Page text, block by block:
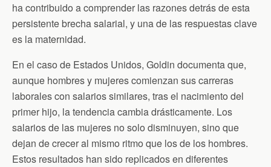
ha contribuido a comprender las razones detrás de esta
persistente brecha salarial, y una de las respuestas clave
es la maternidad.
En el caso de Estados Unidos, Goldin documenta que,
aunque hombres y mujeres comienzan sus carreras
laborales con salarios similares, tras el nacimiento del
primer hijo, la tendencia cambia drásticamente. Los
salarios de las mujeres no solo disminuyen, sino que
dejan de crecer al mismo ritmo que los de los hombres.
Estos resultados han sido replicados en diferentes